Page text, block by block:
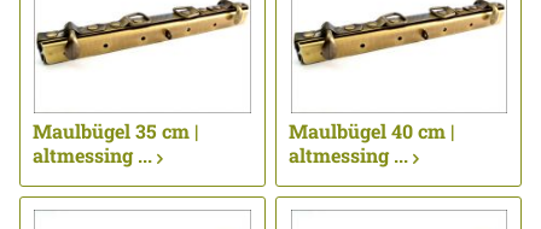
Maulbügel 35 cm |
altmessing ...
Maulbügel 40 cm |
altmessing ...